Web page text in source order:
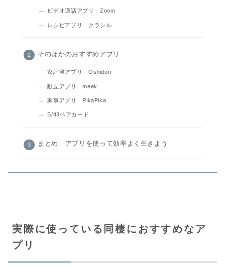
ビデオ通話アプリ Zoom
レシピアプリ クラシル
そのほかのおすすめアプリ
家計簿アプリ Oshidori
献立アプリ meek
家事アプリ PikaPika
B/43ペアカード
まとめ アプリを使って効率よく生きよう
実際に使っている同棲におすすめなア
プリ